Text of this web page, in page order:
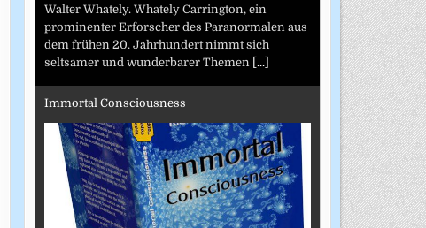
Walter Whately. Whately Carrington, ein
prominenter Erforscher des Paranormalen aus
dem frühen 20. Jahrhundert nimmt sich
seltsamer und wunderbarer Themen [...]
Immortal Consciousness